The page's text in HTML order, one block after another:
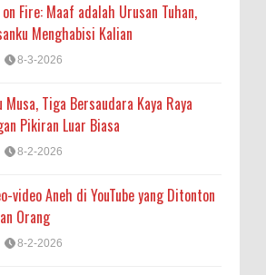
Fire: Maaf adalah Urusan Tuhan,
Menghabisi Kalian
8-3-2026
Musa, Tiga Bersaudara Kaya Raya
Pikiran Luar Biasa
8-2-2026
video Aneh di YouTube yang Ditonton
Orang
8-2-2026